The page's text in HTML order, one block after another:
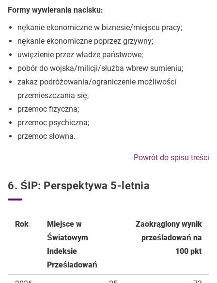
Formy wywierania nacisku:
nękanie ekonomiczne w biznesie/miejscu pracy;
nękanie ekonomiczne poprzez grzywny;
uwięzienie przez władze państwowe;
pobór do wojska/milicji/służba wbrew sumieniu;
zakaz podróżowania/ograniczenie możliwości
przemieszczania się;
przemoc fizyczna;
przemoc psychiczna;
przemoc słowna.
Powrót do spisu treści
6. ŚIP: Perspektywa 5-letnia
Rok
Miejsce w
Światowym
Indeksie
Prześladowań
Zaokrąglony wynik
prześladowań na
100 pkt